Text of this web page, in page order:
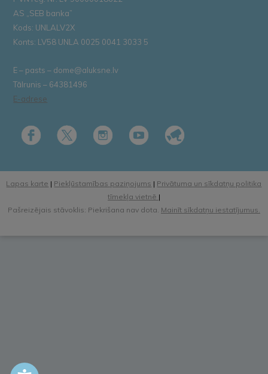
AS „SEB banka”
Kods: UNLALV2X
Konts: LV58 UNLA 0025 0041 3033 5
E – pasts – dome@aluksne.lv
Tālrunis – 64381496
E-adrese
Lapas karte | Piekļūstamības paziņojums | Privātuma un sīkdatņu politika
tīmekļa vietnē |
Pašreizējais stāvoklis: Piekrišana nav dota. Mainīt sīkdatņu iestatījumus.